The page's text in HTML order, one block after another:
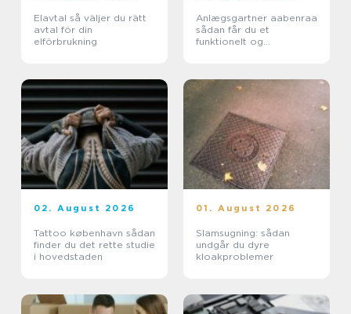
Elavtal så väljer du rätt
avtal för din
elförbrukning
Anlægsgartner aabenraa
sådan får du et
funktionelt og
02. August 2026
Tattoo københavn sådan
finder du det rette studie
i hovedstaden
01. August 2026
Slamsugning: sådan
undgår du dyre
kloakproblemer